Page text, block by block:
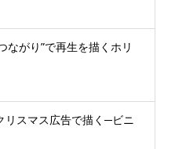
がり”で再生を描くホリ
リスマス広告で描く─ビニ